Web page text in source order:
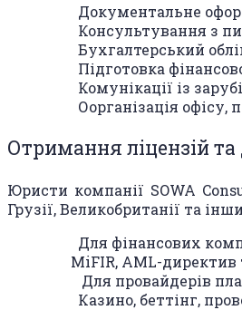
Документальне
Консультування з
Бухгалтерський
Підготовка
Комунікації із
Оорганізація
Отримання ліцензій та
Юристи компанії SOWA
Грузії, Великобританії та
Для фінансових
MiFIR, AML-директив
Для провайдерів
Казино, беттінг,